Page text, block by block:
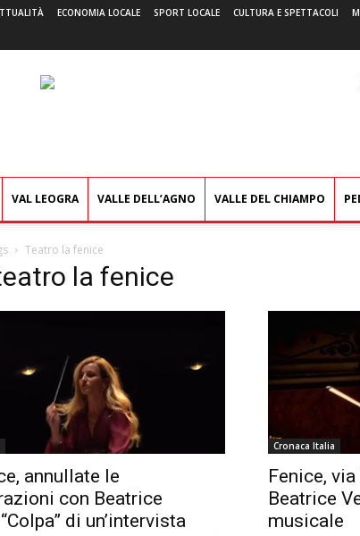
ECONOMIA LOCALE SPORT LOCALE CULTURA E SPETTACOLI
VAL LEOGRA VALLE DELL’AGNO VALLE DEL CHIAMPO
Teatro la fenice
la fenice
annullate le
con Beatrice
di un’intervista
Cronaca Italia
Fenice,
Beatrice
musicale